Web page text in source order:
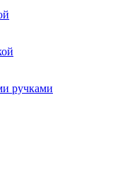
ручками